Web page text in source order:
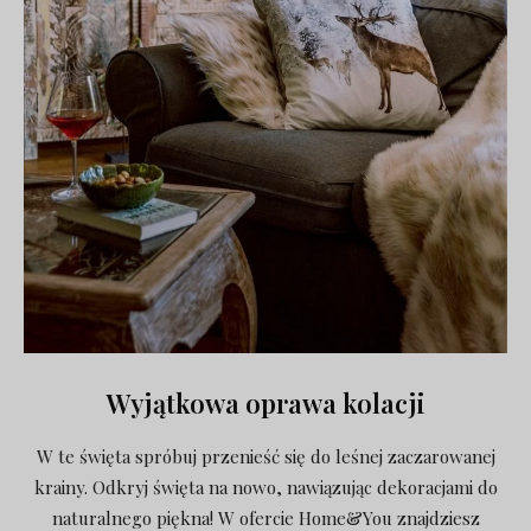
Wyjątkowa oprawa kolacji
W te święta spróbuj przenieść się do leśnej zaczarowanej
krainy. Odkryj święta na nowo, nawiązując dekoracjami do
naturalnego piękna! W ofercie Home&You znajdziesz